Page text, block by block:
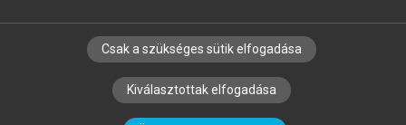
SZERZŐKNEK CÉGEKNEK KÖNYVTÁROSOKNAK
SZERKESZTÉSI ÉS LEKTORÁLÁSI ALAPELVEK
Csak a szükséges sütik elfogadása
Kiválasztottak elfogadása